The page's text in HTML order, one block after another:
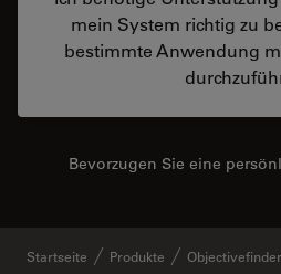
mein System richtig zu
bestimmte Anwendung
Bevorzugen Sie eine
Startseite Produkte Objectivefinder